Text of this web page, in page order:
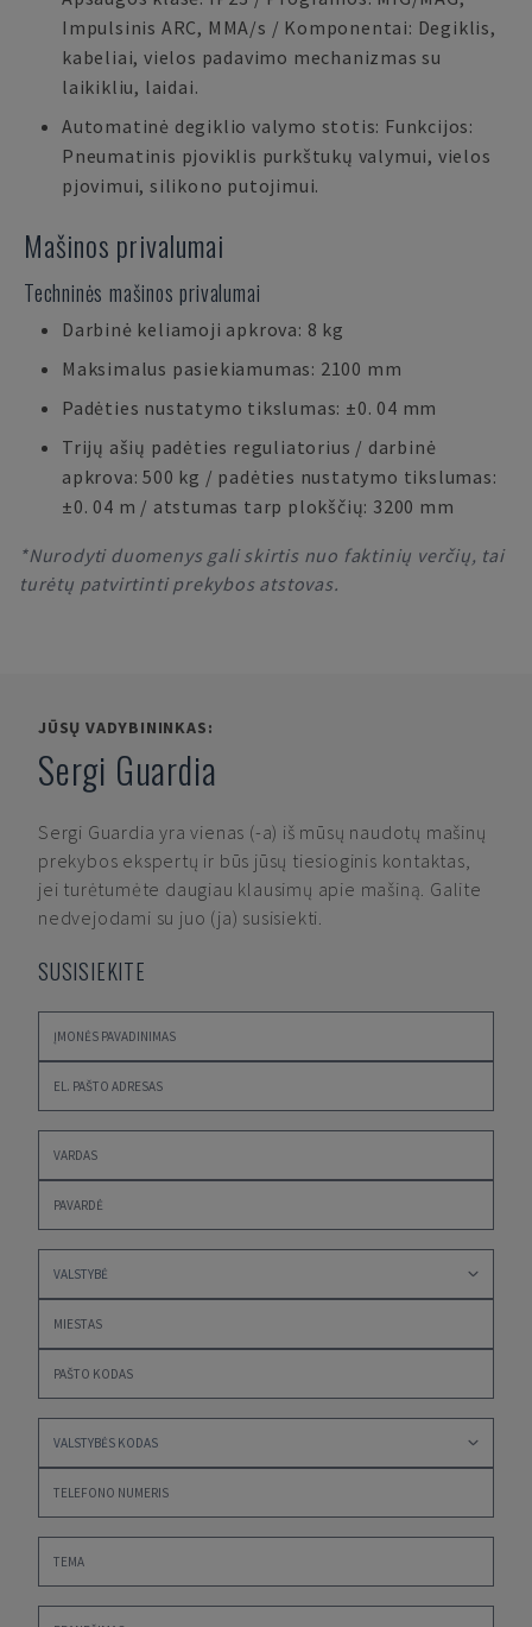
Impulsinis ARC, MMA/s / Komponentai: Degiklis,
kabeliai, vielos padavimo mechanizmas su
laikikliu, laidai.
Automatinė degiklio valymo stotis: Funkcijos:
Pneumatinis pjoviklis purkštukų valymui, vielos
pjovimui, silikono putojimui.
Mašinos privalumai
Techninės mašinos privalumai
Darbinė keliamoji apkrova: 8 kg
Maksimalus pasiekiamumas: 2100 mm
Padėties nustatymo tikslumas: ±0. 04 mm
Trijų ašių padėties reguliatorius / darbinė
apkrova: 500 kg / padėties nustatymo tikslumas:
±0. 04 m / atstumas tarp plokščių: 3200 mm
*Nurodyti duomenys gali skirtis nuo faktinių verčių, tai
turėtų patvirtinti prekybos atstovas.
JŪSŲ VADYBININKAS:
Sergi Guardia
Sergi Guardia yra vienas (-a) iš mūsų naudotų mašinų
prekybos ekspertų ir būs jūsų tiesioginis kontaktas,
jei turėtumėte daugiau klausimų apie mašiną. Galite
nedvejodami su juo (ja) susisiekti.
SUSISIEKITE